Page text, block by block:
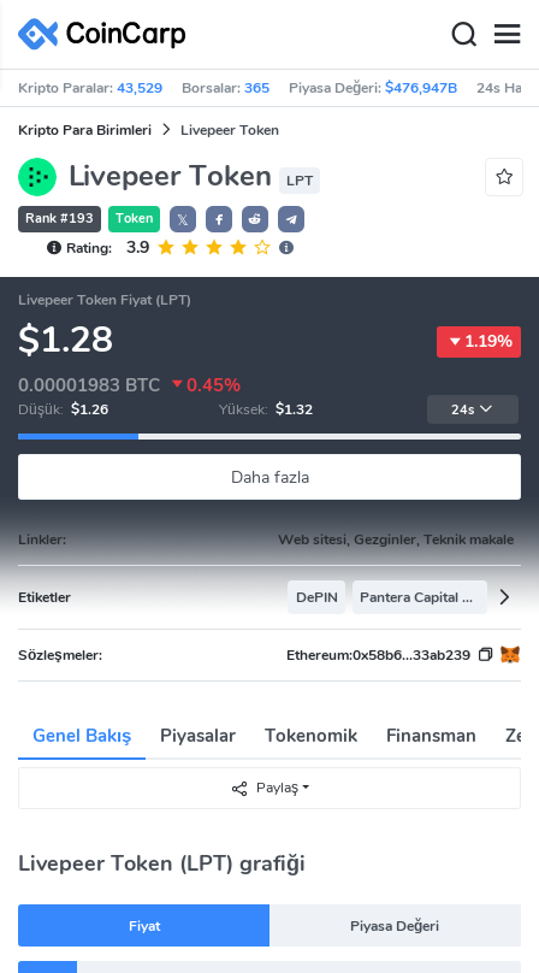
Kripto Paralar:43,529 Borsalar:365 Piyasa Değeri:$476,947B 24s
Kripto Para Birimleri Livepeer Token
Livepeer Token LPT
Rank #193 Token
𝕏
Rating:
3.9
Livepeer Token Fiyat (LPT)
$1.28 1.19%
0.00001983 BTC 0.45%
Düşük: $1.26 Yüksek: $1.32 24s
Daha fazla
Linkler: Web sitesi, Gezginler, Teknik makale
Etiketler DePIN Pantera Capital Portfolio
Sözleşmeler: Ethereum:0x58b6...33ab239
Genel Bakış Piyasalar Tokenomik Finansman
Paylaş
Livepeer Token (LPT) grafiği
Fiyat Piyasa Değeri